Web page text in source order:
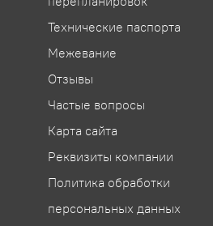
Технические паспорта
Межевание
Отзывы
Частые вопросы
Карта сайта
Реквизиты компании
Политика обработки
персональных данных